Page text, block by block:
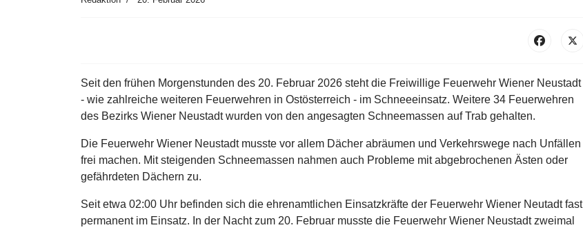
Seit den frühen Morgenstunden des 20. Februar 2026 steht die Freiwillige Feuerwehr Wiener Neustadt
- wie zahlreiche weiteren Feuerwehren in Ostösterreich - im Schneeeinsatz. Weitere 34 Feuerwehren
des Bezirks Wiener Neustadt wurden von den angesagten Schneemassen auf Trab gehalten.
Die Feuerwehr Wiener Neustadt musste vor allem Dächer abräumen und Verkehrswege nach Unfällen
frei machen. Mit steigenden Schneemassen nahmen auch Probleme mit abgebrochenen Ästen oder
gefährdeten Dächern zu.
Seit etwa 02:00 Uhr befinden sich die ehrenamtlichen Einsatzkräfte der Feuerwehr Wiener Neutadt fast
permanent im Einsatz. In der Nacht zum 20. Februar musste die Feuerwehr Wiener Neustadt zweimal